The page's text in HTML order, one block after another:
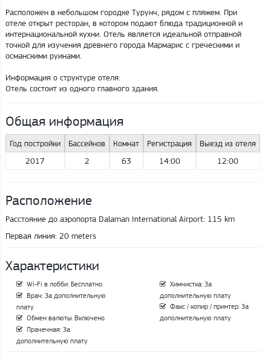
Расположен в небольшом городке Турунч, рядом с пляжем. При
отеле открыт ресторан, в котором подают блюда традиционной и
интернациональной кухни. Отель является идеальной отправной
точкой для изучения древнего города Мармарис с греческими и
османскими руинами.
Информация о структуре отеля:
Отель состоит из одного главного здания.
Общая информация
Год постройки
2017
Бассейнов
2
Комнат
63
Регистрация
14:00
Выезд из отеля
12:00
Расположение
Расстояние до аэропорта Dalaman International Airport: 115 km
Первая линия: 20 meters
Характеристики
Wi-Fi в лобби: Бесплатно
Врач: За дополнительную
плату
Обмен валюты: Включено
Прачечная: За
дополнительную плату
Химчистка: За
дополнительную плату
Факс / копир / принтер: За
дополнительную плату